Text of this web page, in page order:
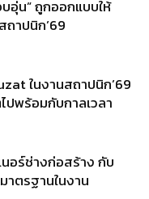
อุ่น” ถูกออกแบบให้
าปนิก’69
ในงานสถาปนิก’69
ปพร้อมกับกาลเวลา
นอร์ช่างก่อสร้าง กับ
ตรฐานในงาน